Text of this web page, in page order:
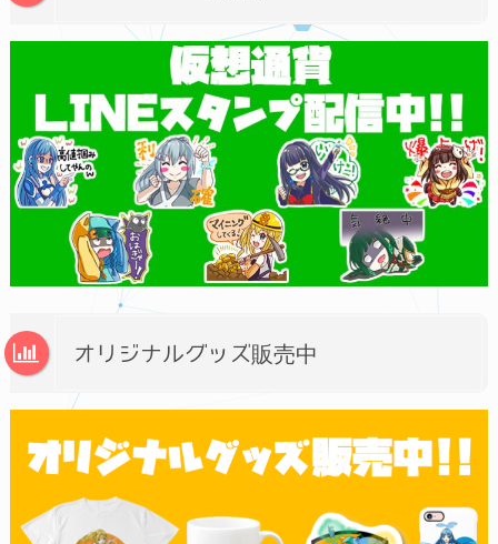
オリジナルグッズ販売中